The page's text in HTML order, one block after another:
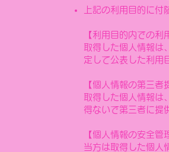
上記の利用目的に付
【利用目的内での利
取得した個人情報は
定して公表した利用
【個人情報の第三者
取得した個人情報は
得ないで第三者に提
【個人情報の安全管
当方は取得した個人